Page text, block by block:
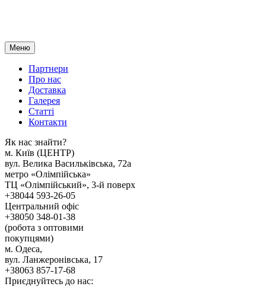
Меню
Партнери
Про нас
Доставка
Галерея
Статтi
Контакти
Як наc знайти?
м. Киïв (ЦЕНТР)
вул. Велика Васильківська, 72а
метро «Олімпійська»
ТЦ «Олімпійський», 3-й поверх
+38044 593-26-05
Центральний офіс
+38050 348-01-38
(робота з оптовими
покупцями)
м. Одеса,
вул. Ланжеронівська, 17
+38063 857-17-68
Приєднуйтесь до нас: